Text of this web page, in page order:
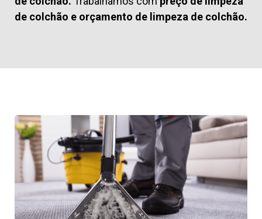
de colchão e orçamento de limpeza de colchão.